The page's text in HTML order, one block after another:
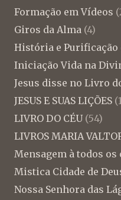
Formação em Vídeos
Giros da Alma (4)
História e Purificação
Iniciação Vida na
Jesus disse no Livro
JESUS E SUAS LIÇÕES
LIVRO DO CÉU (54)
LIVROS MARIA
Mensagem à todos
Mistica Cidade de
Nossa Senhora das